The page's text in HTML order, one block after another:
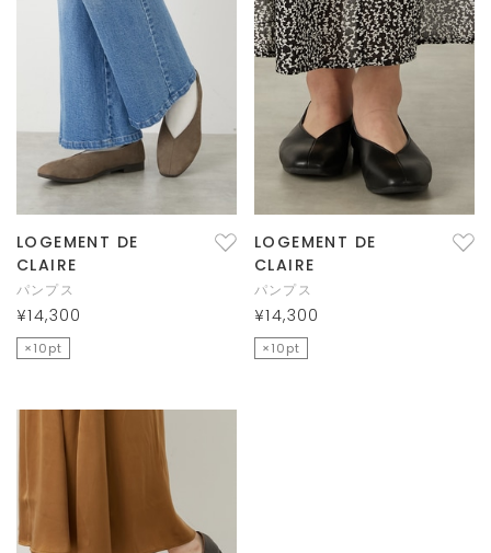
LOGEMENT DE
CLAIRE
パンプス
¥14,300
×10pt
LOGEMENT DE
CLAIRE
パンプス
¥14,300
×10pt